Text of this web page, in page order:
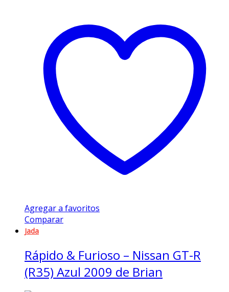
Agregar a favoritos
Comparar
Jada
Rápido & Furioso – Nissan GT-R
(R35) Azul 2009 de Brian